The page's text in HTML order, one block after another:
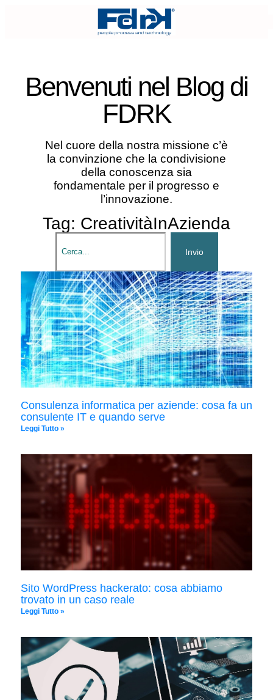
Benvenuti nel Blog di
FDRK
Nel cuore della nostra missione c’è
la convinzione che la condivisione
della conoscenza sia
fondamentale per il progresso e
l’innovazione.
Tag: CreativitàInAzienda
Invio
Consulenza informatica per aziende: cosa fa un
consulente IT e quando serve
Leggi Tutto »
Sito WordPress hackerato: cosa abbiamo
trovato in un caso reale
Leggi Tutto »